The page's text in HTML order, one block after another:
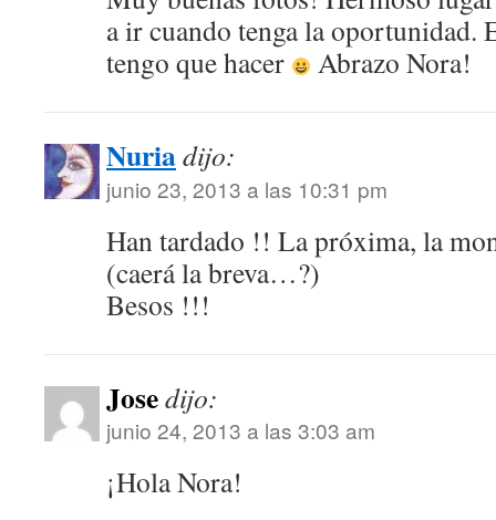
a ir cuando tenga la oportunidad.
tengo que hacer
Abrazo Nora!
Nuriadijo:
junio 23, 2013 a las 10:31 pm
Han tardado !! La próxima, la
(caerá la breva…?)
Besos !!!
Josedijo:
junio 24, 2013 a las 3:03 am
¡Hola Nora!